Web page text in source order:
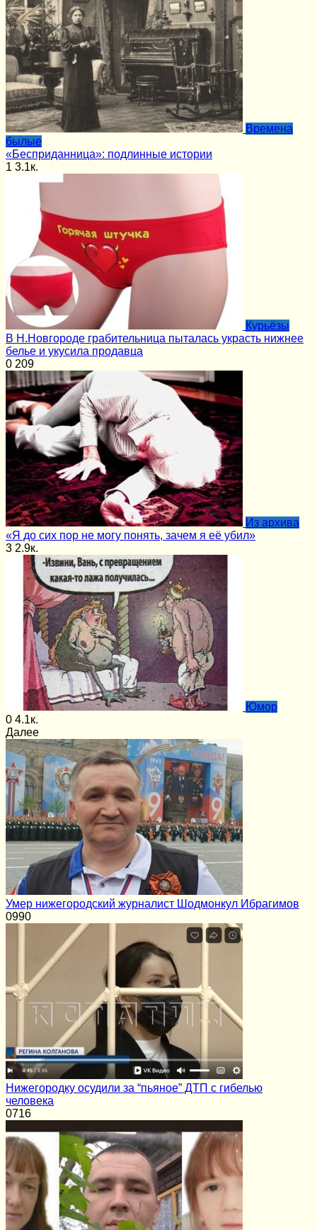
Времена
былые
«Бесприданница»: подлинные истории
1 3.1к.
Курьёзы
В Н.Новгороде грабительница пыталась украсть нижнее
белье и укусила продавца
0 209
Из архива
«Я до сих пор не могу понять, зачем я её убил»
3 2.9к.
Юмор
0 4.1к.
Далее
Умер нижегородский журналист Шодмонкул Ибрагимов
0990
Нижегородку осудили за “пьяное” ДТП с гибелью
человека
0716